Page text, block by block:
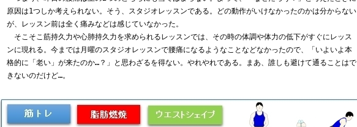
原因は1つしか考えられない。そう、スタジオレッスンである。どの動作がいけなかったのかは分からない
が、レッスン前は全く痛みなどは感じていなかった。
そこそこ筋持久力や心肺持久力を求められるレッスンでは、その時の体調や体力の低下がすぐにレッス
ンに現れる。今までは月曜のスタジオレッスンで腰痛になるようなことなどなかったので、「いよいよ本
格的に「老い」が来たのか…？」と思わざるを得ない。やれやれである。まあ、誰しも避けて通ることはで
きないのだけど…。